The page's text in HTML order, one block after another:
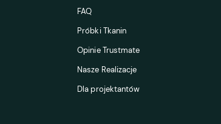
FAQ
Próbki Tkanin
Opinie Trustmate
Nasze Realizacje
Dla projektantów